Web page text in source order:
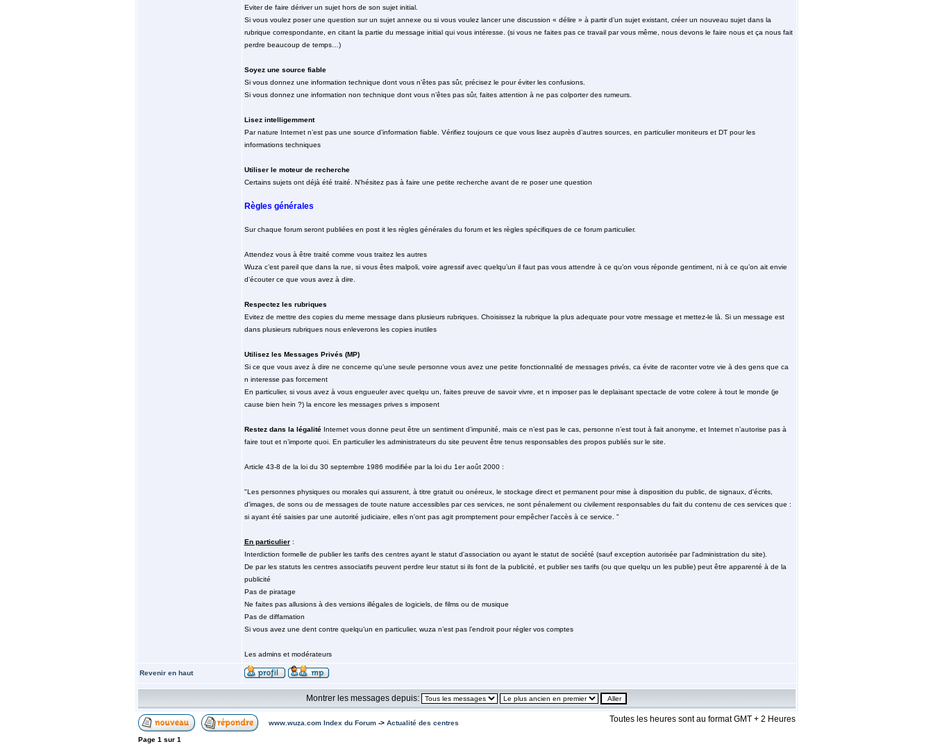
Eviter de faire dériver un sujet hors de son sujet initial.
Si vous voulez poser une question sur un sujet annexe ou si vous voulez lancer une discussion « délire » à partir d’un sujet existant, créer un nouveau sujet dans la
rubrique correspondante, en citant la partie du message initial qui vous intéresse. (si vous ne faites pas ce travail par vous même, nous devons le faire nous et ça nous fait
perdre beaucoup de temps…)
Soyez une source fiable
Si vous donnez une information technique dont vous n’êtes pas sûr, précisez le pour éviter les confusions.
Si vous donnez une information non technique dont vous n’êtes pas sûr, faites attention à ne pas colporter des rumeurs.
Lisez intelligemment
Par nature Internet n’est pas une source d’information fiable. Vérifiez toujours ce que vous lisez auprès d’autres sources, en particulier moniteurs et DT pour les
informations techniques
Utiliser le moteur de recherche
Certains sujets ont déjà été traité. N’hésitez pas à faire une petite recherche avant de re poser une question
Règles générales
Sur chaque forum seront publiées en post it les règles générales du forum et les règles spécifiques de ce forum particulier.
Attendez vous à être traité comme vous traitez les autres
Wuza c’est pareil que dans la rue, si vous êtes malpoli, voire agressif avec quelqu’un il faut pas vous attendre à ce qu’on vous réponde gentiment, ni à ce qu’on ait envie
d’écouter ce que vous avez à dire.
Respectez les rubriques
Evitez de mettre des copies du meme message dans plusieurs rubriques. Choisissez la rubrique la plus adequate pour votre message et mettez-le là. Si un message est
dans plusieurs rubriques nous enleverons les copies inutiles
Utilisez les Messages Privés (MP)
Si ce que vous avez à dire ne concerne qu’une seule personne vous avez une petite fonctionnalité de messages privés, ca évite de raconter votre vie à des gens que ca
n interesse pas forcement
En particulier, si vous avez à vous engueuler avec quelqu un, faites preuve de savoir vivre, et n imposer pas le deplaisant spectacle de votre colere à tout le monde (je
cause bien hein ?) la encore les messages prives s imposent
Restez dans la légalité Internet vous donne peut être un sentiment d’impunité, mais ce n’est pas le cas, personne n’est tout à fait anonyme, et Internet n’autorise pas à
faire tout et n’importe quoi. En particulier les administrateurs du site peuvent être tenus responsables des propos publiés sur le site.
Article 43-8 de la loi du 30 septembre 1986 modifiée par la loi du 1er août 2000 :
"Les personnes physiques ou morales qui assurent, à titre gratuit ou onéreux, le stockage direct et permanent pour mise à disposition du public, de signaux, d'écrits,
d'images, de sons ou de messages de toute nature accessibles par ces services, ne sont pénalement ou civilement responsables du fait du contenu de ces services que :
si ayant été saisies par une autorité judiciaire, elles n'ont pas agit promptement pour empêcher l'accès à ce service. "
En particulier:
Interdiction formelle de publier les tarifs des centres ayant le statut d'association ou ayant le statut de société (sauf exception autorisée par l'administration du site).
De par les statuts les centres associatifs peuvent perdre leur statut si ils font de la publicité, et publier ses tarifs (ou que quelqu un les publie) peut être apparenté à de la
publicité
Pas de piratage
Ne faites pas allusions à des versions illégales de logiciels, de films ou de musique
Pas de diffamation
Si vous avez une dent contre quelqu’un en particulier, wuza n’est pas l’endroit pour régler vos comptes
Les admins et modérateurs
Revenir en haut
Montrer les messages depuis:
www.wuza.com Index du Forum-> Actualité des centres Toutes les heures sont au format GMT + 2 Heures
Page 1 sur 1